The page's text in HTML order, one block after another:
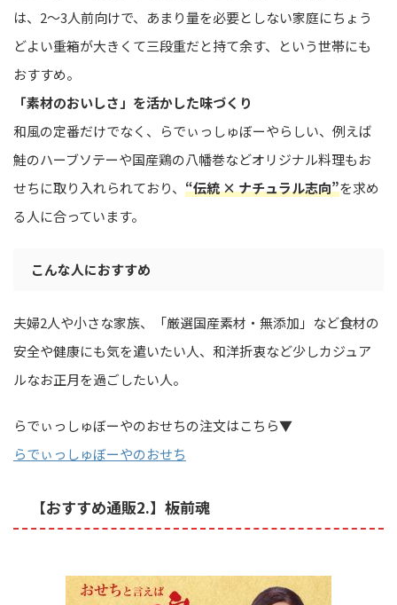
は、2〜3人前向けで、あまり量を必要としない家庭にちょう
どよい――重箱が大きくて三段重だと持て余す、という世帯にも
おすすめ。
「素材のおいしさ」を活かした味づくり
和風の定番だけでなく、らでぃっしゅぼーやらしい、例えば
鮭のハーブソテーや国産鶏の八幡巻などオリジナル料理もお
せちに取り入れられており、 “伝統 × ナチュラル志向”を求め
る人に合っています。
こんな人におすすめ
夫婦2人や小さな家族、「厳選国産素材・無添加」など食材の
安全や健康にも気を遣いたい人、和洋折衷など少しカジュア
ルなお正月を過ごしたい人。
らでぃっしゅぼーやのおせちの注文はこちら▼
らでぃっしゅぼーやのおせち
【おすすめ通販2.】板前魂